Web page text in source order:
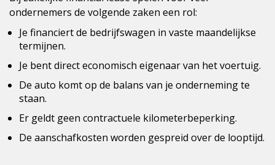
ondernemers de volgende zaken een rol:
Je financiert de bedrijfswagen in vaste maandelijkse
termijnen.
Je bent direct economisch eigenaar van het voertuig.
De auto komt op de balans van je onderneming te
staan.
Er geldt geen contractuele kilometerbeperking.
De aanschafkosten worden gespreid over de looptijd.